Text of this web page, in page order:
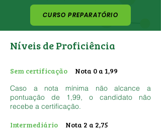
CURSO PREPARATÓRIO
Níveis de Proficiência
Sem certificação Nota 0 a 1,99
Caso a nota mínima não alcance a
pontuação de 1,99, o candidato não
recebe a certificação.
Intermediário Nota 2 a 2,75